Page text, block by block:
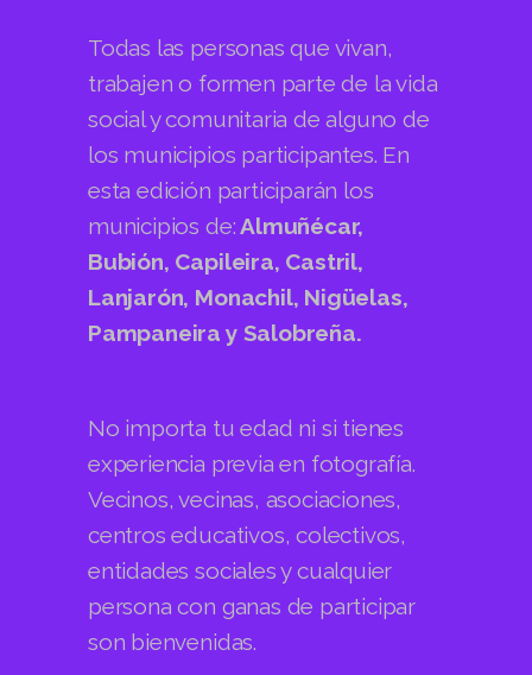
Todas las personas que vivan,
trabajen o formen parte de la vida
social y comunitaria de alguno de
los municipios participantes. En
esta edición participarán los
municipios de:Almuñécar,
Bubión, Capileira, Castril,
Lanjarón, Monachil, Nigüelas,
Pampaneira y Salobreña.
No importa tu edad ni si tienes
experiencia previa en fotografía.
Vecinos, vecinas, asociaciones,
centros educativos, colectivos,
entidades sociales y cualquier
persona con ganas de participar
son bienvenidas.